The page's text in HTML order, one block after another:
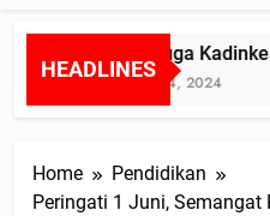
HEADLINES
Diduga
Juli 24, 2024
Home
Pendidikan
Peringati 1 Juni, Semangat